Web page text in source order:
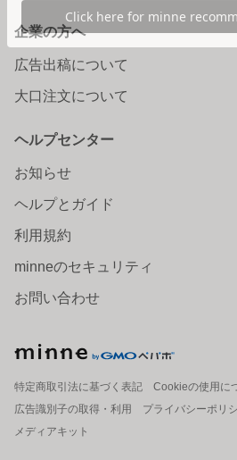
企業の方へ
広告出稿について
大口注文について
ヘルプセンター
お知らせ
ヘルプとガイド
利用規約
minneのセキュリティ
お問い合わせ
特定商取引法に基づく表記
Cookieの使用に
広告識別子の取得・利用
プライバシーポリ
メディアキット